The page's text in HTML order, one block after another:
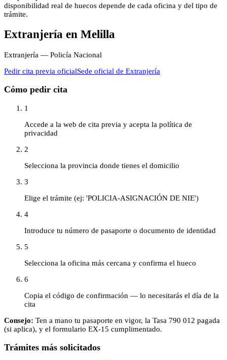
disponibilidad real de huecos depende de cada oficina y del tipo de
trámite.
Extranjería en Melilla
Extranjería — Policía Nacional
Pedir cita previa oficialSede oficial de Extranjería
Cómo pedir cita
1
Accede a la web de cita previa y acepta la política de
privacidad
2
Selecciona la provincia donde tienes el domicilio
3
Elige el trámite (ej: 'POLICIA-ASIGNACIÓN DE NIE')
4
Introduce tu número de pasaporte o documento de identidad
5
Selecciona la oficina más cercana y confirma el hueco
6
Copia el código de confirmación — lo necesitarás el día de la
cita
Consejo: Ten a mano tu pasaporte en vigor, la Tasa 790 012 pagada
(si aplica), y el formulario EX-15 cumplimentado.
Trámites más solicitados